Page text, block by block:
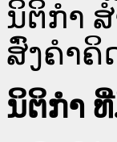
ນິຕິກໍາ
ສົ່ງຄຳຄິ
ນິຕິກໍາ